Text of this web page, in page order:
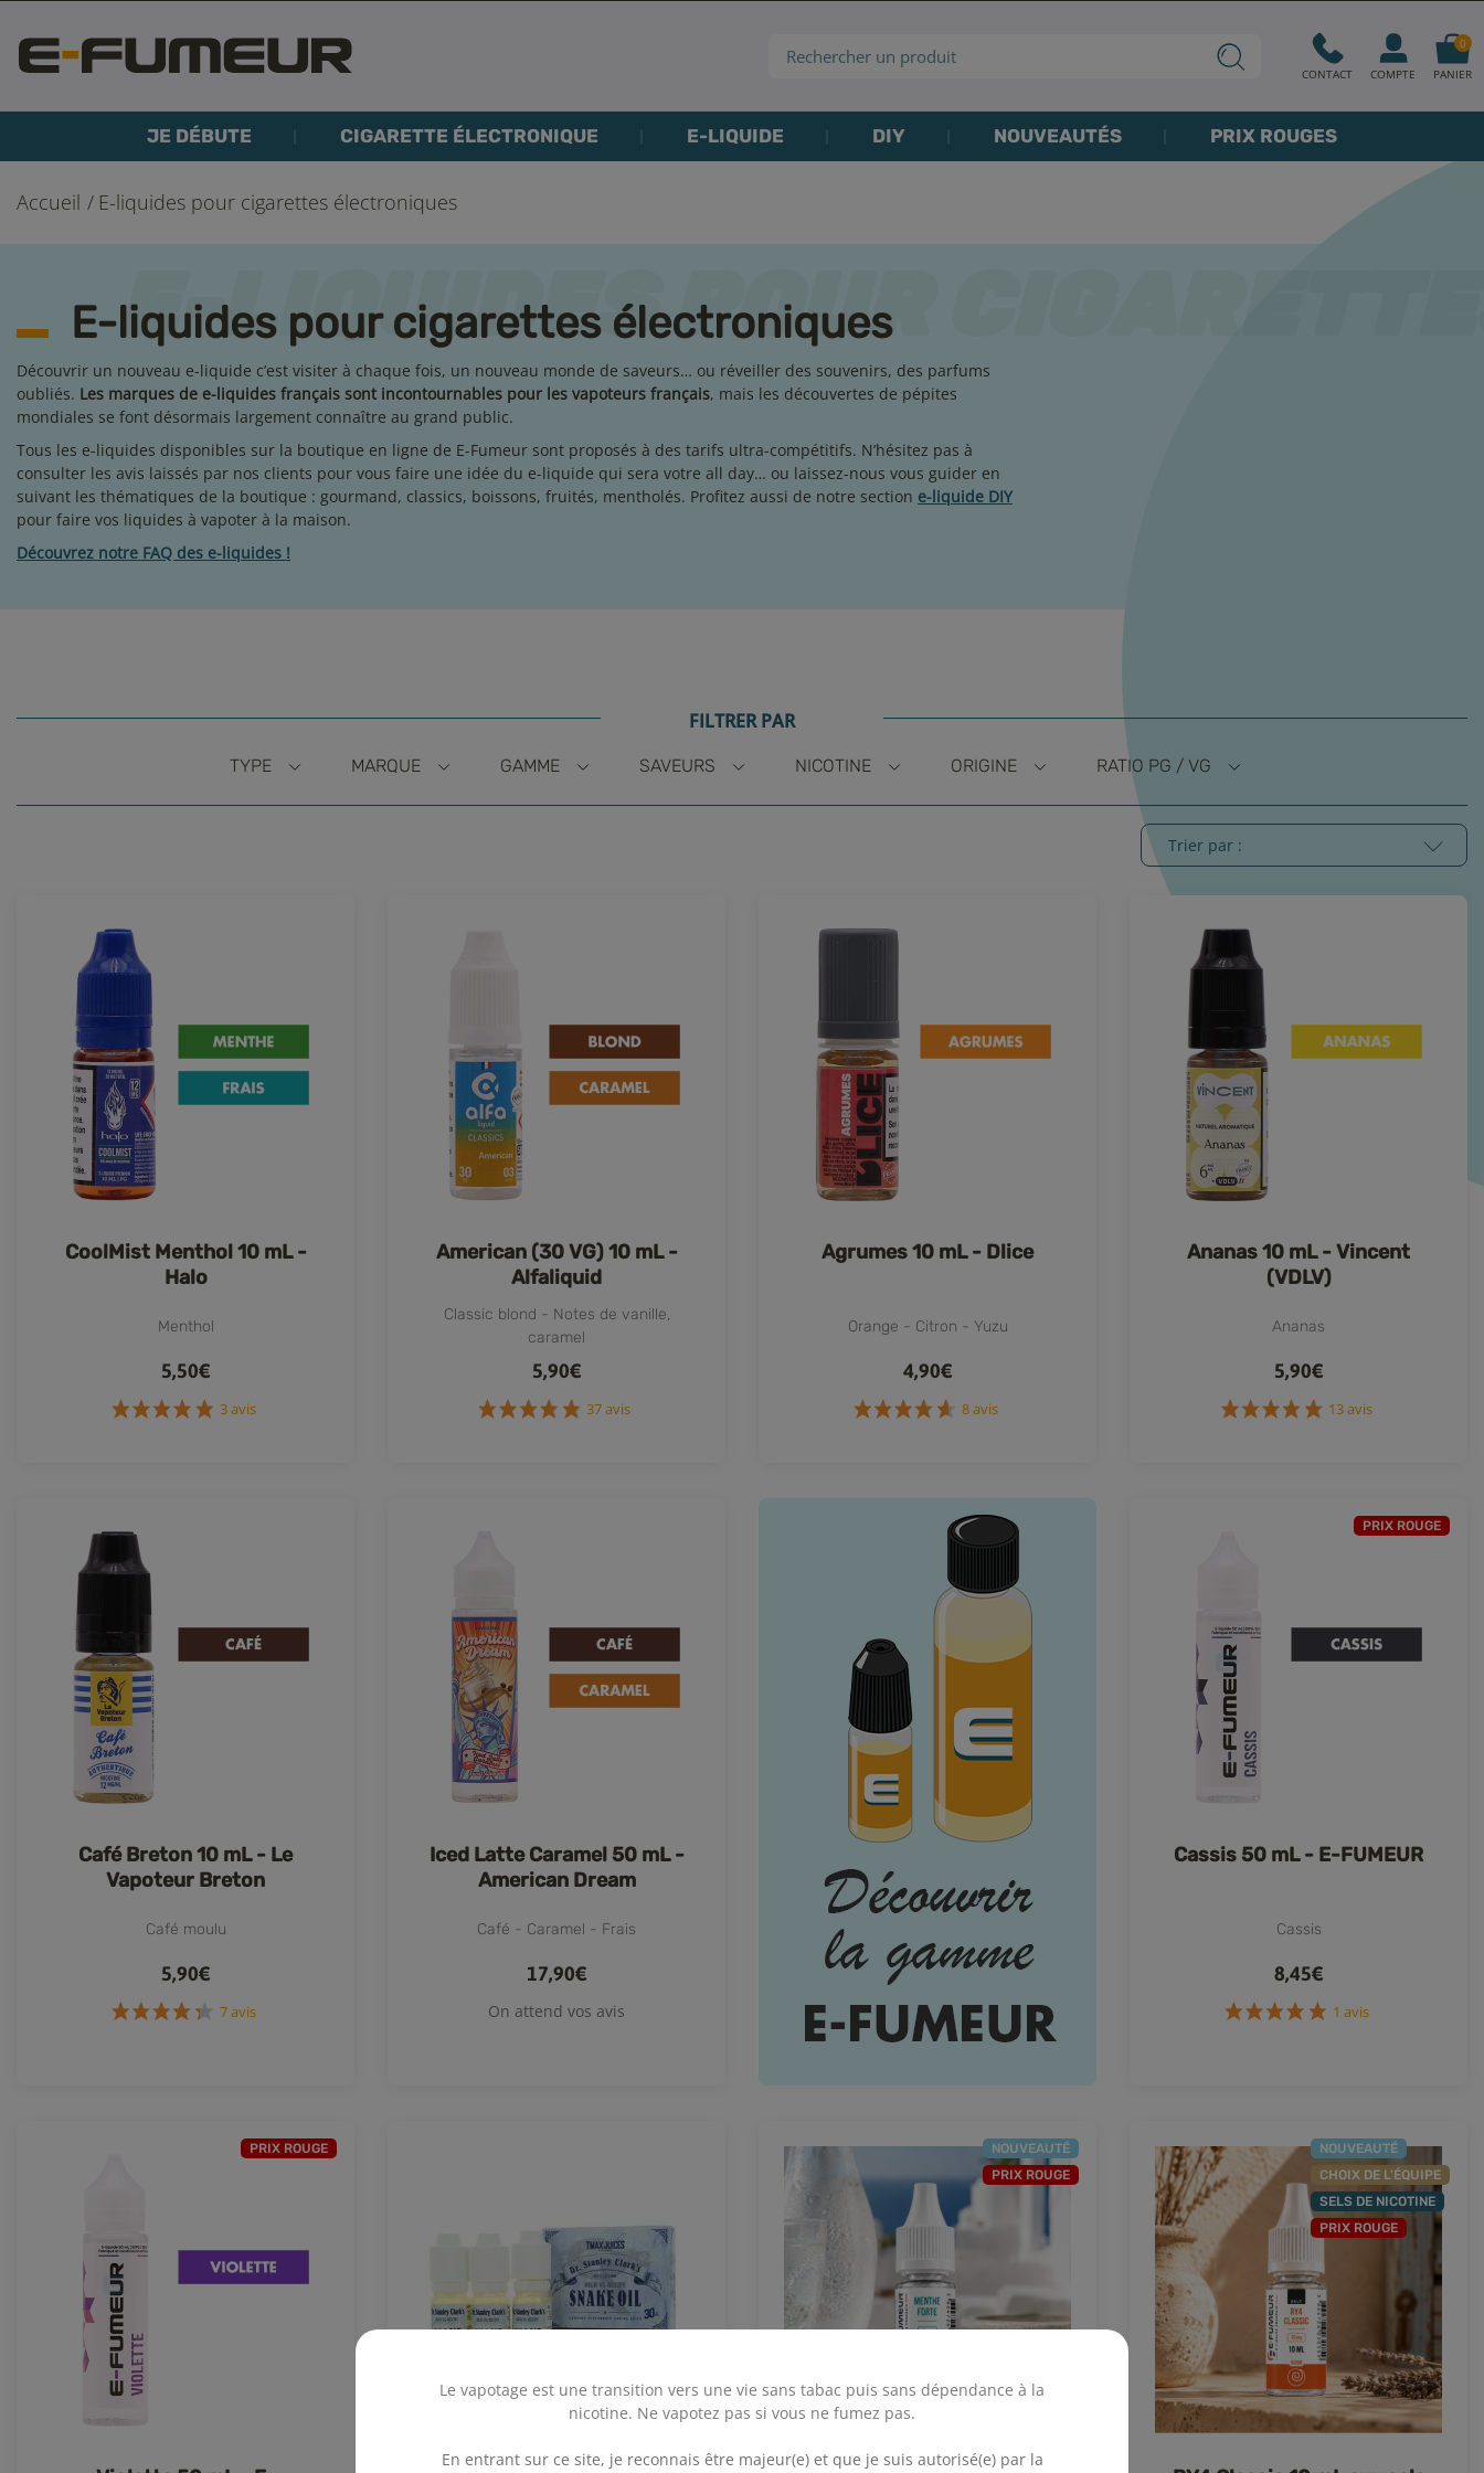
Le vapotage est une transition vers une vie sans tabac puis sans dépendance à la
nicotine. Ne vapotez pas si vous ne fumez pas.
En entrant sur ce site, je reconnais être majeur(e) et que je suis autorisé(e) par la
CONTACT COMPTE PANIER
0
JE DÉBUTE CIGARETTE ÉLECTRONIQUE E-LIQUIDE DIY NOUVEAUTÉS PRIX ROUGES
Accueil E-liquides pour cigarettes électroniques
E-liquides pour cigarettes électroniques
Découvrir un nouveau e-liquide c’est visiter à chaque fois, un nouveau monde de saveurs… ou réveiller des souvenirs, des parfums
oubliés. Les marques de e-liquides français sont incontournables pour les vapoteurs français, mais les découvertes de pépites
mondiales se font désormais largement connaître au grand public.
Tous les e-liquides disponibles sur la boutique en ligne de E-Fumeur sont proposés à des tarifs ultra-compétitifs. N’hésitez pas à
consulter les avis laissés par nos clients pour vous faire une idée du e-liquide qui sera votre all day… ou laissez-nous vous guider en
suivant les thématiques de la boutique : gourmand, classics, boissons, fruités, mentholés. Profitez aussi de notre section e-liquide DIY
pour faire vos liquides à vapoter à la maison.
Découvrez notre FAQ des e-liquides !
FILTRER PAR
TYPE MARQUE GAMME SAVEURS NICOTINE ORIGINE RATIO PG / VG
Trier par :
CoolMist Menthol 10 mL -
Halo
Menthol
5,50€
American (30 VG) 10 mL -
Alfaliquid
Classic blond - Notes de vanille,
caramel
5,90€
Agrumes 10 mL - Dlice
Orange - Citron - Yuzu
4,90€
Ananas 10 mL - Vincent
(VDLV)
Ananas
5,90€
Café Breton 10 mL - Le
Vapoteur Breton
Café moulu
5,90€
Iced Latte Caramel 50 mL -
American Dream
Café - Caramel - Frais
17,90€
On attend vos avis
PRIX ROUGE
Cassis 50 mL - E-FUMEUR
Cassis
8,45€
PRIX ROUGE
NOUVEAUTÉ
PRIX ROUGE
NOUVEAUTÉ
CHOIX DE L'ÉQUIPE
SELS DE NICOTINE
PRIX ROUGE